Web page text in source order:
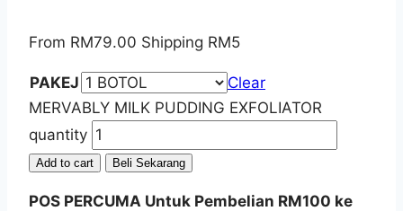
From RM79.00 Shipping RM5
PAKEJ
Clear
MERVABLY MILK PUDDING EXFOLIATOR
quantity
Add to cart Beli Sekarang
POS PERCUMA Untuk Pembelian RM100 ke